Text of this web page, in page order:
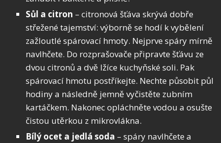
Sůl a citron – citronová šťáva skrývá dobře
střežené tajemství: výborně se hodí k vybělení
zažloutlé spárovací hmoty. Nejprve spáry mírně
navlhčete. Do rozprašovače připravte šťávu ze
dvou citronů a dvě lžíce kuchyňské soli. Pak
spárovací hmotu postříkejte. Nechte působit půl
hodiny a následně jemně vyčistěte zubním
kartáčkem. Nakonec opláchněte vodou a osušte
čistou utěrkou z mikrovlákna.
Bílý ocet a jedlá soda – spáry navlhčete a